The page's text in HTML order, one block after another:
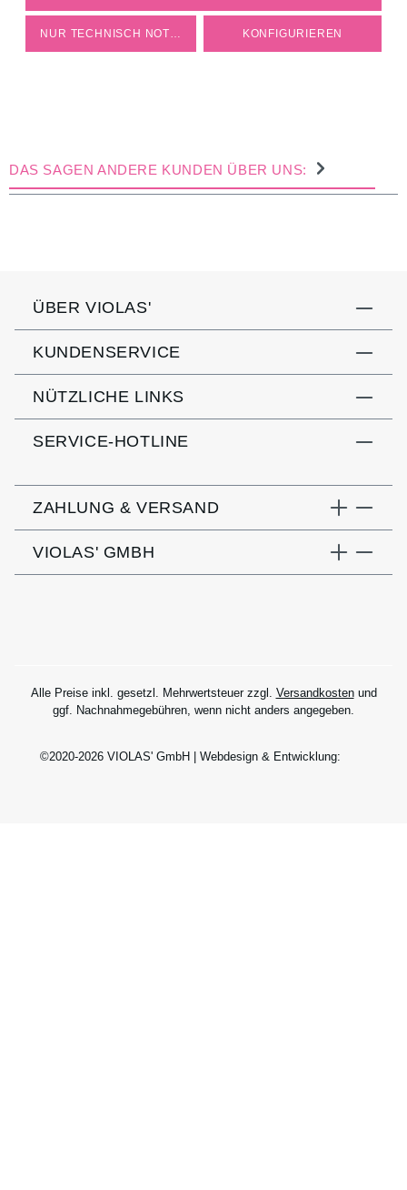
DAS SAGEN ANDERE KUNDEN ÜBER UNS:
ÜBER VIOLAS'
KUNDENSERVICE
NÜTZLICHE LINKS
SERVICE-HOTLINE
ZAHLUNG & VERSAND
VIOLAS' GMBH
Alle Preise inkl. gesetzl. Mehrwertsteuer zzgl. Versandkostenund
ggf. Nachnahmegebühren, wenn nicht anders angegeben.
©2020-2026 VIOLAS' GmbH | Webdesign & Entwicklung:
NUR TECHNISCH NOTWENDIGE KONFIGURIEREN